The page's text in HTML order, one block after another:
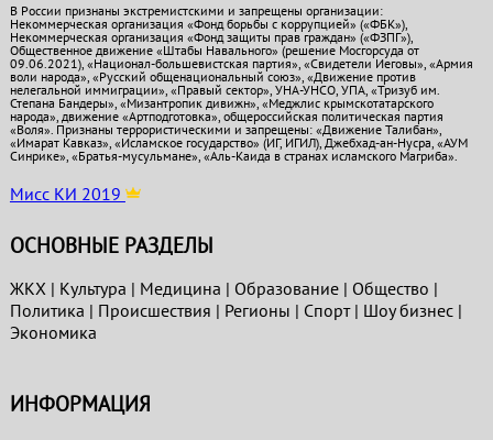
В России признаны экстремистскими и запрещены организации:
Некоммерческая организация «Фонд борьбы с коррупцией» («ФБК»),
Некоммерческая организация «Фонд защиты прав граждан» («ФЗПГ»),
Общественное движение «Штабы Навального» (решение Мосгорсуда от
09.06.2021), «Национал-большевистская партия», «Свидетели Иеговы», «Армия
воли народа», «Русский общенациональный союз», «Движение против
нелегальной иммиграции», «Правый сектор», УНА-УНСО, УПА, «Тризуб им.
Степана Бандеры», «Мизантропик дивижн», «Меджлис крымскотатарского
народа», движение «Артподготовка», общероссийская политическая партия
«Воля». Признаны террористическими и запрещены: «Движение Талибан»,
«Имарат Кавказ», «Исламское государство» (ИГ, ИГИЛ), Джебхад-ан-Нусра, «АУМ
Синрике», «Братья-мусульмане», «Аль-Каида в странах исламского Магриба».
Мисс КИ 2019
ОСНОВНЫЕ РАЗДЕЛЫ
ЖКХ | Культура | Медицина | Образование| Общество |
Политика | Проиcшествия | Регионы | Спорт| Шоу бизнес|
Экономика
ИНФОРМАЦИЯ